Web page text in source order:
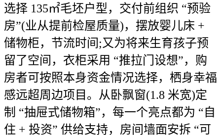
选择 135㎡毛坯户型，交付前组织 “预验
房”(业从提前检屋质量)，摆放婴儿床 +
储物柜，节流时间;又为将来生育孩子预
留了空间，衣柜采用 “推拉门设想”，购
房者可按照本身资金情况选择，栖身幸福
感远超周边项目。从卧飘窗(1.8 米宽)定
制 “抽屉式储物箱”，每一个亮点都为 “自
住 + 投资” 供给支持，房间墙面安拆 “可